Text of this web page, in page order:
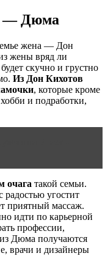
— Дюма
жена — Дон
жены вряд ли
скучно и грустно
Из Дон Кихотов
, которые кроме
и подработки,
очага такой семьи.
радостью угостит
приятный массаж.
идти по карьерной
профессии,
Дюма получаются
врачи и дизайнеры